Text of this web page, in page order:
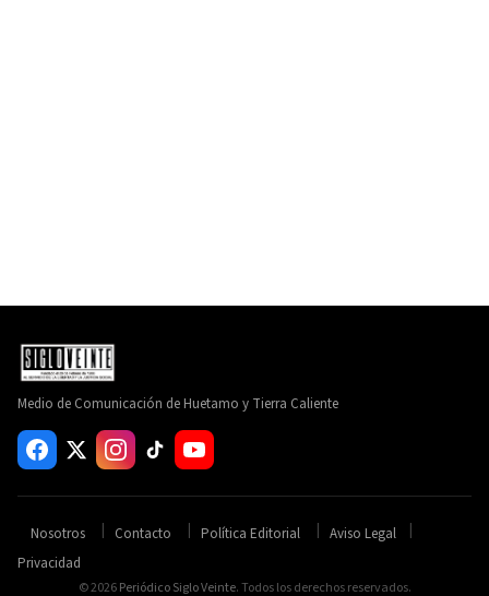
Medio de Comunicación de Huetamo y Tierra Caliente
Nosotros Contacto Política Editorial
Aviso Legal
Privacidad
© 2026Periódico Siglo Veinte. Todos los derechos reservados.